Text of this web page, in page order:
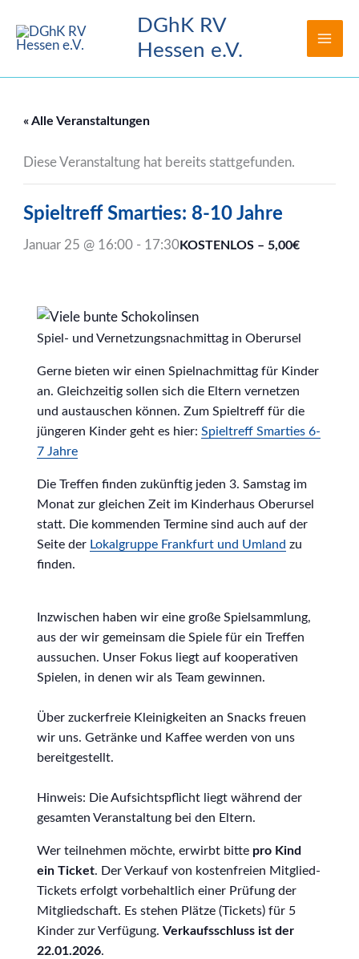
Inhalt
DGhK RV
Hessen e.V.
« Alle Veranstaltungen
Diese Veranstaltung hat bereits stattgefunden.
Spieltreff Smarties: 8-10 Jahre
Januar 25 @ 16:00 - 17:30KOSTENLOS – 5,00€
Spiel- und Vernetzungsnachmittag in Oberursel
Gerne bieten wir einen Spielnachmittag für Kinder
an. Gleichzeitig sollen sich die Eltern vernetzen
und austauschen können. Zum Spieltreff für die
jüngeren Kinder geht es hier:Spieltreff Smarties 6-
7 Jahre
Die Treffen finden zukünftig jeden 3. Samstag im
Monat zur gleichen Zeit im Kinderhaus Oberursel
statt. Die kommenden Termine sind auch auf der
Seite der Lokalgruppe Frankfurt und Umland zu
finden.
Inzwischen haben wir eine große Spielsammlung,
aus der wir gemeinsam die Spiele für ein Treffen
aussuchen. Unser Fokus liegt auf kooperativen
Spielen, in denen wir als Team gewinnen.
Über zuckerfreie Kleinigkeiten an Snacks freuen
wir uns. Getränke und Kaffee werden von uns
bereitgestellt.
Hinweis: Die Aufsichtspflicht liegt während der
gesamten Veranstaltung bei den Eltern.
Wer teilnehmen möchte, erwirbt bitte pro Kind
ein Ticket. Der Verkauf von kostenfreien Mitglied-
Tickets erfolgt vorbehaltlich einer Prüfung der
Mitgliedschaft. Es stehen Plätze (Tickets) für 5
Kinder zur Verfügung.Verkaufsschluss ist der
22.01.2026.